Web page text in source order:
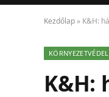
Kezdőlap » K&H:
K&H: